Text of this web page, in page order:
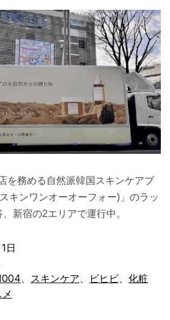
を務める自然派韓国スキンケアブ
キンワンオーオーフォー)」のラッ
新宿の2エリアで運行中。
日
、 スキンケア、 ビヒビ、 化粧